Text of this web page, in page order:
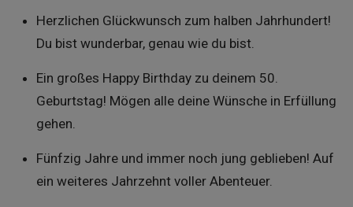
Herzlichen Glückwunsch zum halben Jahrhundert!
Du bist wunderbar, genau wie du bist.
Ein großes Happy Birthday zu deinem 50.
Geburtstag! Mögen alle deine Wünsche in Erfüllung
gehen.
Fünfzig Jahre und immer noch jung geblieben! Auf
ein weiteres Jahrzehnt voller Abenteuer.